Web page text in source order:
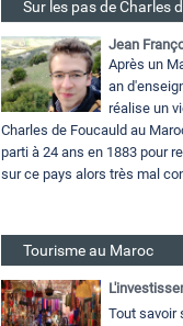
Sur les pas de Charles
Jean
Après un
an
réalise un
Charles de Foucauld au
parti à 24 ans en 1883 pour
sur ce pays alors très mal
Tourisme au Maroc
Tout savoir